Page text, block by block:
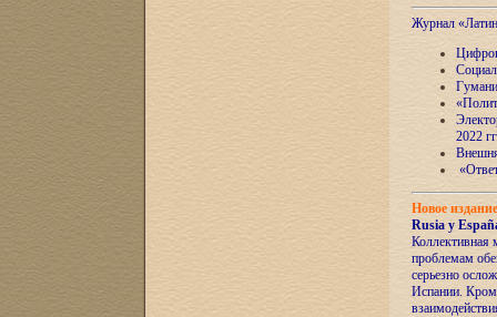
Журнал
2022
Новое
Rusia y
Коллективная
проблемам
серьезно
Испании.